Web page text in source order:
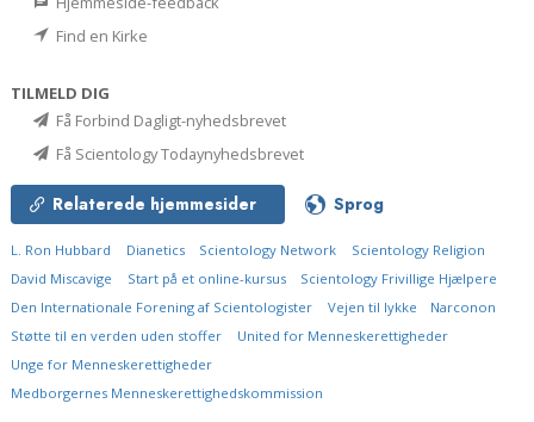
Find en Kirke
TILMELD DIG
Få Forbind Dagligt-nyhedsbrevet
Få Scientology Todaynyhedsbrevet
Relaterede hjemmesider Sprog
L. Ron Hubbard Dianetics Scientology Network
Scientology Religion
David Miscavige
Start på et online-kursus
Scientology Frivillige Hjælpere
Den Internationale Forening af Scientologister
Vejen til lykke
Narconon
Støtte til en verden uden stoffer
United for Menneskerettigheder
Unge for Menneskerettigheder
Medborgernes Menneskerettigheds­kommission